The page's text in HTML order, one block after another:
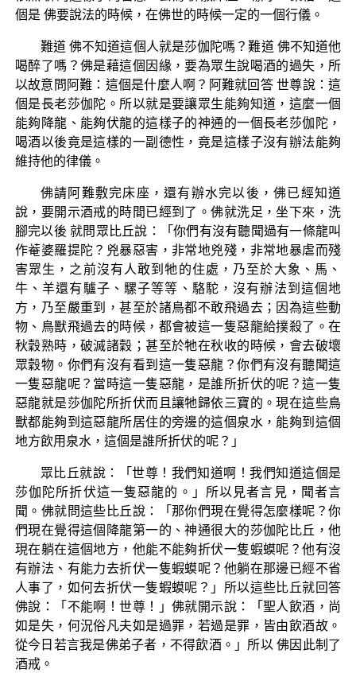
個是 佛要說法的時候，在佛世的時候一定的一個行儀。
難道 佛不知道這個人就是莎伽陀嗎？難道 佛不知道他
喝醉了嗎？佛是藉這個因緣，要為眾生說喝酒的過失，所
以故意問阿難：這個是什麼人啊？阿難就回答 世尊說：這
個是長老莎伽陀。所以就是要讓眾生能夠知道，這麼一個
能夠降龍、能夠伏龍的這樣子的神通的一個長老莎伽陀，
喝酒以後竟是這樣的一副德性，竟是這樣子沒有辦法能夠
維持他的律儀。
佛請阿難敷完床座，還有辦水完以後，佛已經知道
說，要開示酒戒的時間已經到了。佛就洗足，坐下來，洗
腳完以後 就問眾比丘說：「你們有沒有聽聞過有一條龍叫
作菴婆羅提陀？兇暴惡害，非常地兇殘，非常地暴虐而殘
害眾生，之前沒有人敢到牠的住處，乃至於大象、馬、
牛、羊還有驢子、騾子等等、駱駝，沒有辦法到這個地
方，乃至嚴重到，甚至於諸鳥都不敢飛過去；因為這些動
物、鳥獸飛過去的時候，都會被這一隻惡龍給撲殺了。在
秋穀熟時，破滅諸穀；甚至於牠在秋收的時候，會去破壞
眾穀物。你們有沒有看到這一隻惡龍？你們有沒有聽聞這
一隻惡龍呢？當時這一隻惡龍，是誰所折伏的呢？這一隻
惡龍就是莎伽陀所折伏而且讓牠歸依三寶的。現在這些鳥
獸都能夠到這惡龍所居住的旁邊的這個泉水，能夠到這個
地方飲用泉水，這個是誰所折伏的呢？」
眾比丘就說：「世尊！我們知道啊！我們知道這個是
莎伽陀所折伏這一隻惡龍的。」所以見者言見，聞者言
聞。佛就問這些比丘說：「那你們現在覺得怎麼樣呢？你
們現在覺得這個降龍第一的、神通很大的莎伽陀比丘，他
現在躺在這個地方，他能不能夠折伏一隻蝦蟆呢？他有沒
有辦法、有能力去折伏一隻蝦蟆呢？他躺在那邊已經不省
人事了，如何去折伏一隻蝦蟆呢？」所以這些比丘就回答
佛說：「不能啊！世尊！」佛就開示說：「聖人飲酒，尚
如是失，何況俗凡夫如是過罪，若過是罪，皆由飲酒故。
從今日若言我是佛弟子者，不得飲酒。」所以 佛因此制了
酒戒。